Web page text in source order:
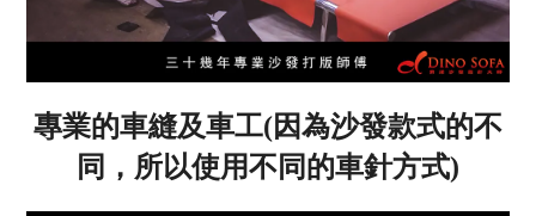
專業的車縫及車工(因為沙發款式的不
同，所以使用不同的車針方式)